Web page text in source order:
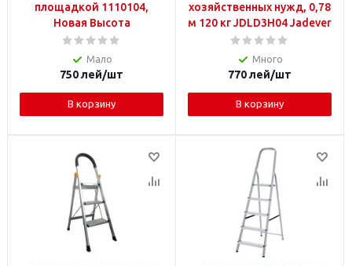
площадкой 1110104,
Новая Высота
Мало
750лей/шт
В корзину
хозяйственных нужд, 0,78
м 120 кг JDLD3H04 Jadever
Много
770лей/шт
В корзину